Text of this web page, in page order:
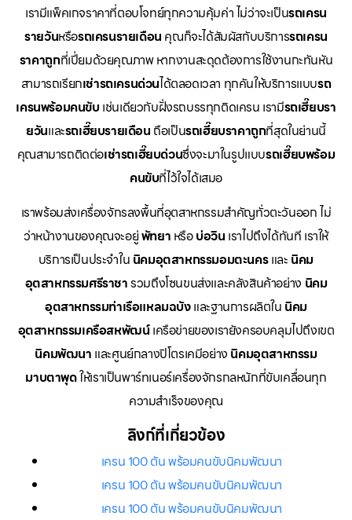
เรามีแพ็คเกจราคาที่ตอบโจทย์ทุกความคุ้มค่า ไม่ว่าจะเป็นรถเครน
รายวันหรือรถเครนรายเดือน คุณก็จะได้สัมผัสกับบริการรถเครน
ราคาถูกที่เปี่ยมด้วยคุณภาพ หากงานสะดุดต้องการใช้งานกะทันหัน
สามารถเรียกเช่ารถเครนด่วนได้ตลอดเวลา ทุกคันให้บริการแบบรถ
เครนพร้อมคนขับ เช่นเดียวกับฝั่งรถบรรทุกติดเครน เรามีรถเฮี๊ยบรา
ยวันและรถเฮี๊ยบรายเดือน ถือเป็นรถเฮี๊ยบราคาถูกที่สุดในย่านนี้
คุณสามารถติดต่อเช่ารถเฮี๊ยบด่วนซึ่งจะมาในรูปแบบรถเฮี๊ยบพร้อม
คนขับที่ไว้ใจได้เสมอ
เราพร้อมส่งเครื่องจักรลงพื้นที่อุตสาหกรรมสำคัญทั่วตะวันออก ไม่
ว่าหน้างานของคุณจะอยู่พัทยา หรือบ่อวิน เราไปถึงได้ทันที เราให้
บริการเป็นประจำใน นิคมอุตสาหกรรมอมตะนครและ นิคม
อุตสาหกรรมศรีราชารวมถึงโซนขนส่งและคลังสินค้าอย่าง นิคม
อุตสาหกรรมท่าเรือแหลมฉบังและฐานการผลิตใน นิคม
อุตสาหกรรมเครือสหพัฒน์เครือข่ายของเรายังครอบคลุมไปถึงเขต
นิคมพัฒนา และศูนย์กลางปิโตรเคมีอย่าง นิคมอุตสาหกรรม
มาบตาพุดให้เราเป็นพาร์ทเนอร์เครื่องจักรกลหนักที่ขับเคลื่อนทุก
ความสำเร็จของคุณ
ลิงก์ที่เกี่ยวข้อง
เครน 100 ตัน พร้อมคนขับนิคมพัฒนา
เครน 100 ตัน พร้อมคนขับนิคมพัฒนา
เครน 100 ตัน พร้อมคนขับนิคมพัฒนา